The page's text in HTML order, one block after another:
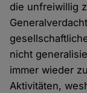
die unfreiwillig
nicht
immer wieder
Aktivitäten,